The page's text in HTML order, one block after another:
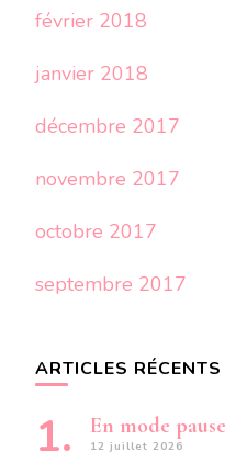
février 2018
janvier 2018
décembre 2017
novembre 2017
octobre 2017
septembre 2017
ARTICLES RÉCENTS
En mode pause
12 juillet 2026